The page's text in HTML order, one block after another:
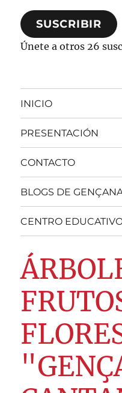
correo
electrónico
SUSCRIBIR
Únete a otros 26
INICIO
PRESENTACIÓN
CONTACTO
BLOGS DE
CENTRO